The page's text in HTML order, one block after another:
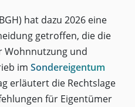
hat dazu 2026 eine
getroffen, die die
Wohnnutzung und
im Sondereigentum
erläutert die Rechtslage
für Eigentümer